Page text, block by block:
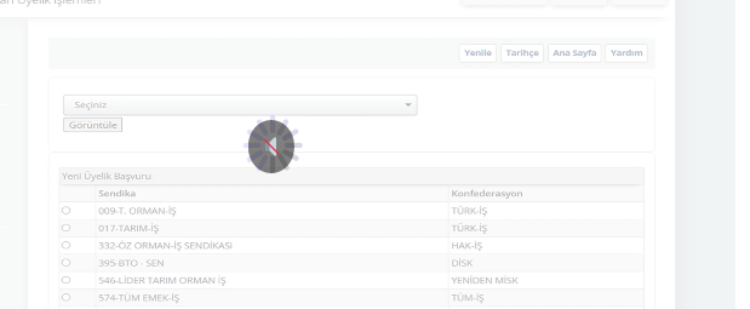
YAZILARIMIZ HABER/DUYURU